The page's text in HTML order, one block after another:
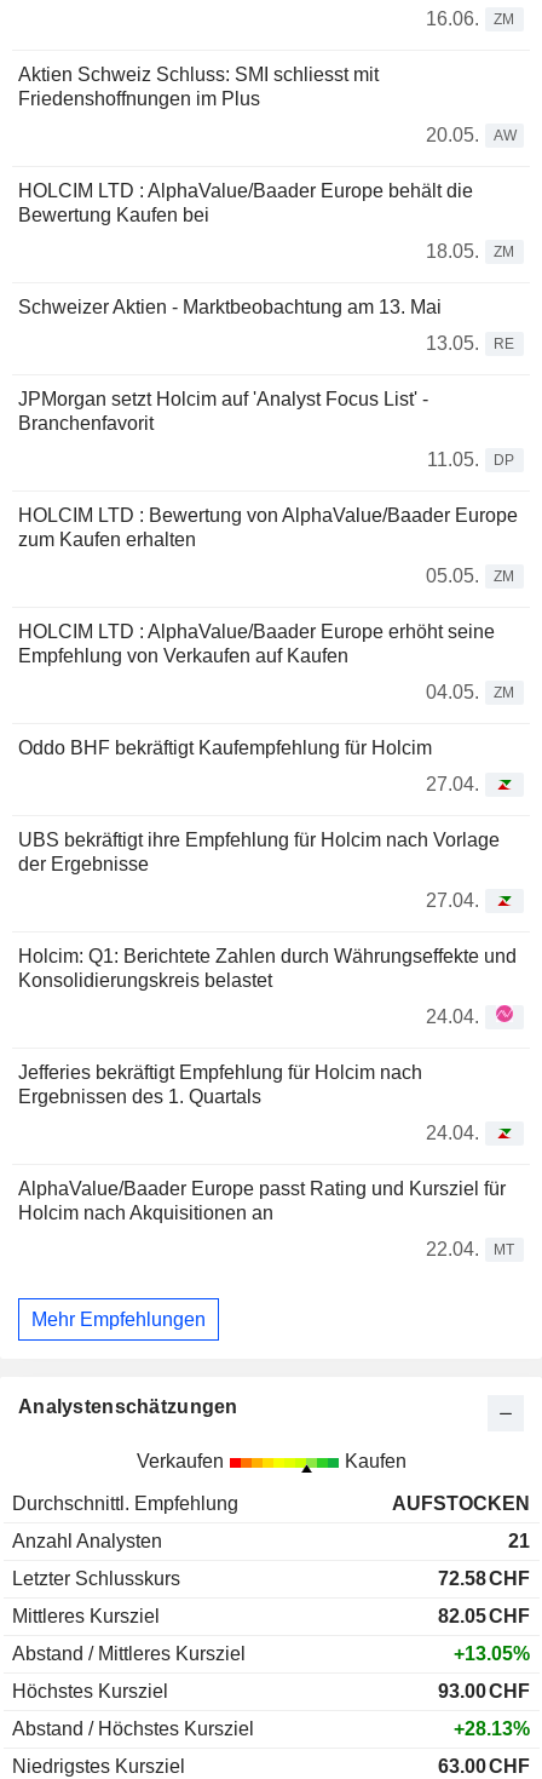
16.06. ZM
Aktien Schweiz Schluss: SMI schliesst mit
Friedenshoffnungen im Plus
20.05.
AW
HOLCIM LTD : AlphaValue/Baader Europe behält die
Bewertung Kaufen bei
18.05.
ZM
Schweizer Aktien - Marktbeobachtung am 13. Mai
13.05.
RE
JPMorgan setzt Holcim auf 'Analyst Focus List' -
Branchenfavorit
11.05.
DP
HOLCIM LTD : Bewertung von AlphaValue/Baader Europe
zum Kaufen erhalten
05.05.
ZM
HOLCIM LTD : AlphaValue/Baader Europe erhöht seine
Empfehlung von Verkaufen auf Kaufen
04.05.
ZM
Oddo BHF bekräftigt Kaufempfehlung für Holcim
27.04.
UBS bekräftigt ihre Empfehlung für Holcim nach Vorlage
der Ergebnisse
27.04.
Holcim: Q1: Berichtete Zahlen durch Währungseffekte und
Konsolidierungskreis belastet
24.04.
Jefferies bekräftigt Empfehlung für Holcim nach
Ergebnissen des 1. Quartals
24.04.
AlphaValue/Baader Europe passt Rating und Kursziel für
Holcim nach Akquisitionen an
22.04.
MT
Mehr Empfehlungen
Analystenschätzungen
Verkaufen Kaufen
Durchschnittl. Empfehlung
AUFSTOCKEN
Anzahl Analysten
21
Letzter Schlusskurs
72.58CHF
Mittleres Kursziel
82.05CHF
Abstand / Mittleres Kursziel
+13.05%
Höchstes Kursziel
93.00CHF
Abstand / Höchstes Kursziel
+28.13%
Niedrigstes Kursziel
63.00CHF